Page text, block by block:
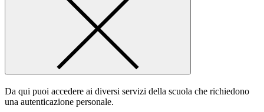
Da qui puoi accedere ai diversi servizi della scuola che richiedono
una autenticazione personale.